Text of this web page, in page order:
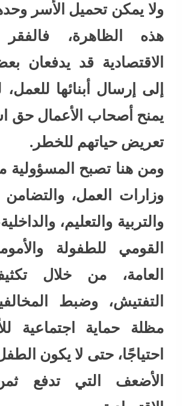
ولا يمكن تحميل الأسر
هذه الظاهرة،
الاقتصادية قد يدفعان
إلى إرسال أبنائها
يمنح أصحاب الأعمال حق
تعريض حياتهم للخطر.
ومن هنا تصبح المسؤولية
وزارات العمل، والتضامن
والتربية والتعليم،
القومي للطفولة
العامة، من خلال
التفتيش، وضبط
مظلة حماية اجتماعية
احتياجًا، حتى لا يكون
الأضعف التي تدفع